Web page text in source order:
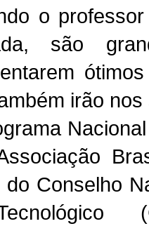
o
são
irão
do Conselho